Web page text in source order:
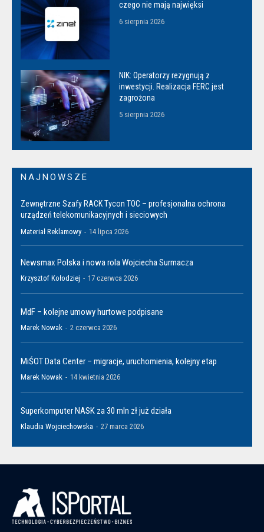
czego nie mają najwięksi
6 sierpnia 2026
NIK: Operatorzy rezygnują z
inwestycji. Realizacja FERC jest
zagrożona
5 sierpnia 2026
NAJNOWSZE
Zewnętrzne Szafy RACK Tycon TOC – profesjonalna ochrona
urządzeń telekomunikacyjnych i sieciowych
Materiał Reklamowy - 14 lipca 2026
Newsmax Polska i nowa rola Wojciecha Surmacza
Krzysztof Kołodziej - 17 czerwca 2026
MdF – kolejne umowy hurtowe podpisane
Marek Nowak - 2 czerwca 2026
MiŚOT Data Center – migracje, uruchomienia, kolejny etap
Marek Nowak - 14 kwietnia 2026
Superkomputer NASK za 30 mln zł już działa
Klaudia Wojciechowska - 27 marca 2026